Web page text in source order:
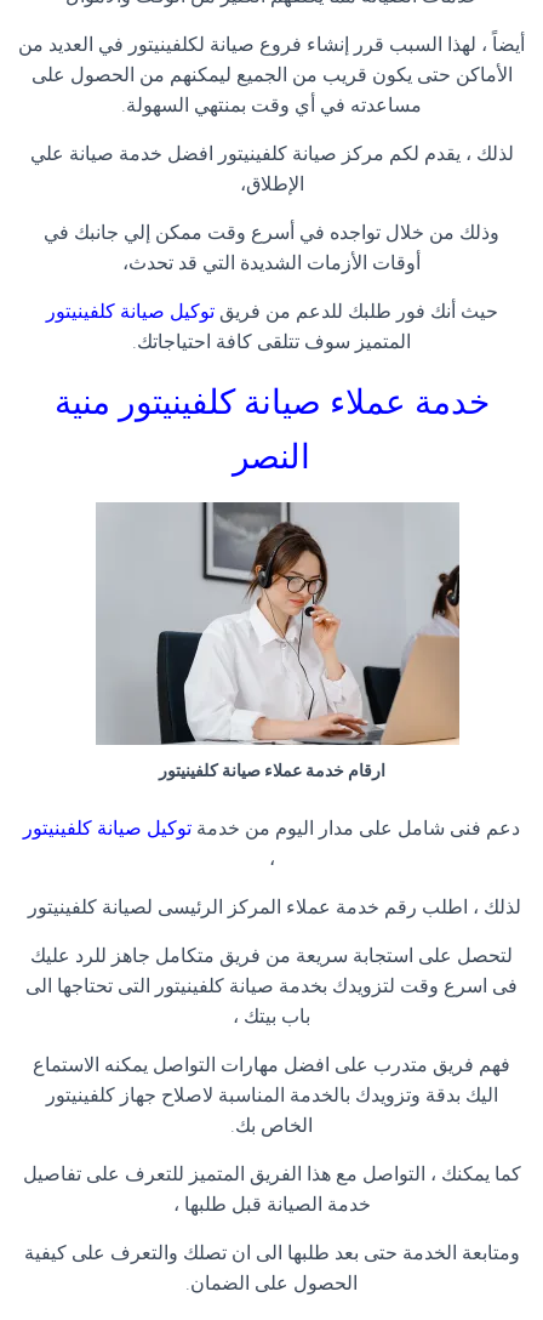
أيضاً ، لهذا السبب قرر إنشاء فروع صيانة لكلفينيتور في العديد من
الأماكن حتى يكون قريب من الجميع ليمكنهم من الحصول على
مساعدته في أي وقت بمنتهي السهولة.
لذلك ، يقدم لكم مركز صيانة كلفينيتور افضل خدمة صيانة علي
الإطلاق،
وذلك من خلال تواجده في أسرع وقت ممكن إلي جانبك في
أوقات الأزمات الشديدة التي قد تحدث،
حيث أنك فور طلبك للدعم من فريقتوكيل صيانة كلفينيتور
المتميز سوف تتلقى كافة احتياجاتك.
خدمة عملاء صيانة كلفينيتور منية
النصر
ارقام خدمة عملاء صيانة كلفينيتور
دعم فنى شامل على مدار اليوم من خدمة توكيل صيانة كلفينيتور
،
لذلك ، اطلب رقم خدمة عملاء المركز الرئيسى لصيانة كلفينيتور
لتحصل على استجابة سريعة من فريق متكامل جاهز للرد عليك
فى اسرع وقت لتزويدك بخدمة صيانة كلفينيتور التى تحتاجها الى
باب بيتك ،
فهم فريق متدرب على افضل مهارات التواصل يمكنه الاستماع
اليك بدقة وتزويدك بالخدمة المناسبة لاصلاح جهاز كلفينيتور
الخاص بك.
كما يمكنك ، التواصل مع هذا الفريق المتميز للتعرف على تفاصيل
خدمة الصيانة قبل طلبها ،
ومتابعة الخدمة حتى بعد طلبها الى ان تصلك والتعرف على كيفية
الحصول على الضمان.